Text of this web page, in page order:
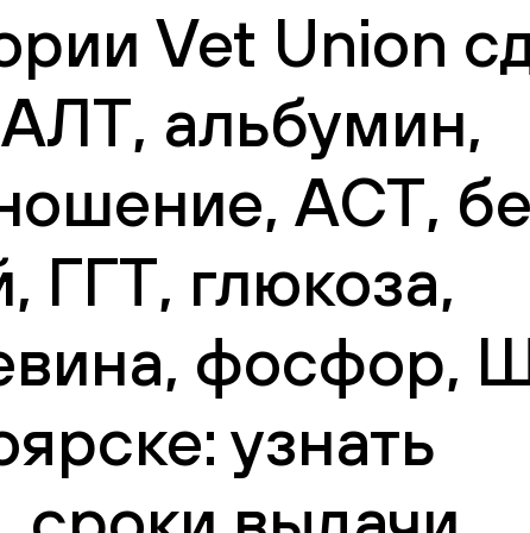
Vet Union
альбумин,
АСТ,
глюкоза,
фосфор,
узнать